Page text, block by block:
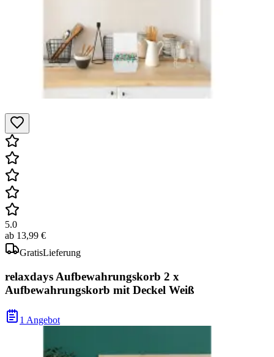
5.0
ab 13,99 €
GratisLieferung
relaxdays Aufbewahrungskorb 2 x
Aufbewahrungskorb mit Deckel Weiß
1 Angebot